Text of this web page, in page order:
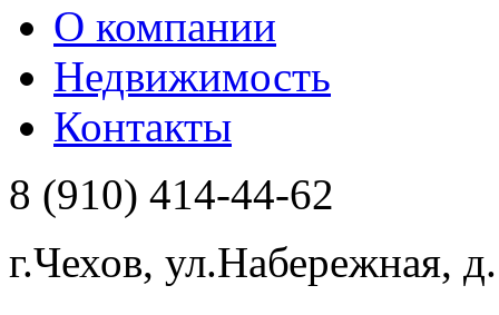
О компании
Недвижимость
Контакты
8 (910) 414-44-62
г.Чехов, ул.Набережная,